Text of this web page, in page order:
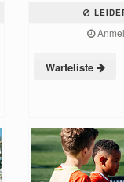
Warteliste